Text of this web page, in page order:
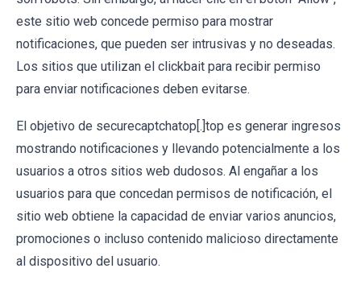
este sitio web concede permiso para mostrar
notificaciones, que pueden ser intrusivas y no deseadas.
Los sitios que utilizan el clickbait para recibir permiso
para enviar notificaciones deben evitarse.
El objetivo de securecaptchatop[.]top es generar ingresos
mostrando notificaciones y llevando potencialmente a los
usuarios a otros sitios web dudosos. Al engañar a los
usuarios para que concedan permisos de notificación, el
sitio web obtiene la capacidad de enviar varios anuncios,
promociones o incluso contenido malicioso directamente
al dispositivo del usuario.